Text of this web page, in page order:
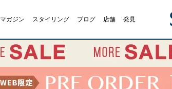
マガジン スタイリング ブログ 店舗 発見